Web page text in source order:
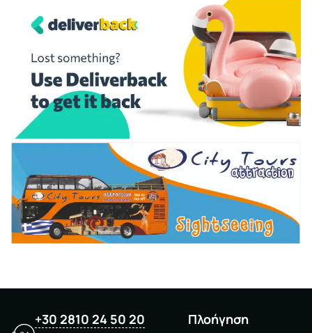
+30 2810 24 50 20 Πλοήγηση